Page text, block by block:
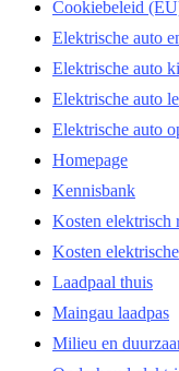
Cookiebeleid
Elektrische auto
Elektrische auto
Elektrische auto
Elektrische auto
Homepage
Kennisbank
Kosten elektrisch
Kosten
Laadpaal thuis
Maingau laadpas
Milieu en